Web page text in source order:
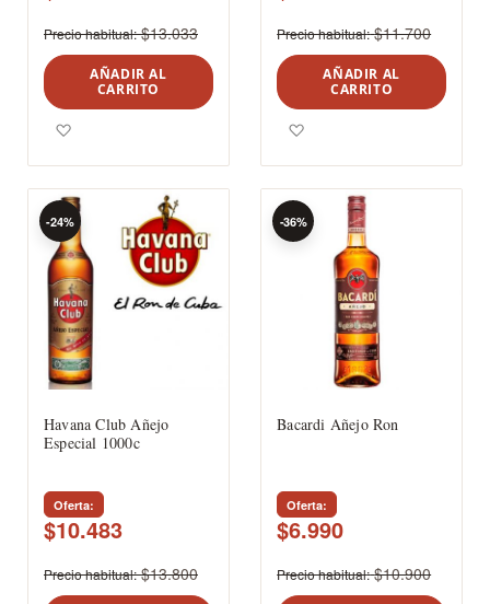
Precio habitual $13.033
AÑADIR AL
CARRITO
Precio habitual $11.700
AÑADIR AL
CARRITO
Havana Club Añejo
Especial 1000c
Oferta
$10.483
-24%
Precio habitual $13.800
Bacardi Añejo Ron
Oferta
$6.990
-36%
Precio habitual $10.900